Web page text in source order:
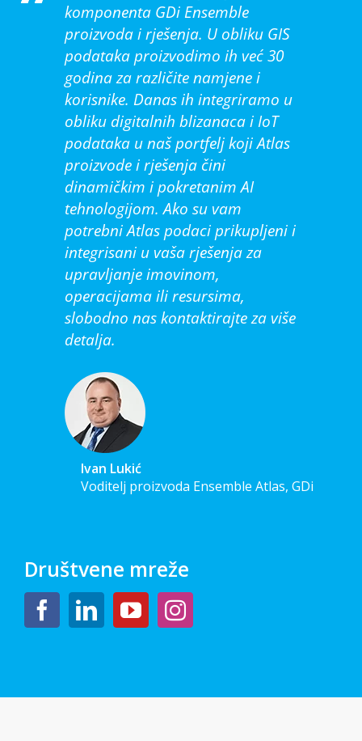
komponenta GDi Ensemble
proizvoda i rješenja. U obliku GIS
podataka proizvodimo ih već 30
godina za različite namjene i
korisnike. Danas ih integriramo u
obliku digitalnih blizanaca i IoT
podataka u naš portfelj koji Atlas
proizvode i rješenja čini
dinamičkim i pokretanim AI
tehnologijom. Ako su vam
potrebni Atlas podaci prikupljeni i
integrisani u vaša rješenja za
upravljanje imovinom,
operacijama ili resursima,
slobodno nas kontaktirajte za više
detalja.
Ivan Lukić
Voditelj proizvoda Ensemble Atlas, GDi
Društvene mreže